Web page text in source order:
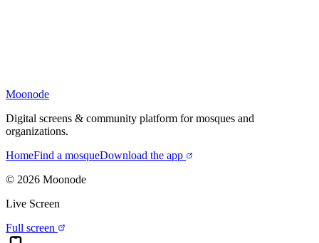
Moonode
Digital screens & community platform for mosques and
organizations.
HomeFind a mosqueDownload the app
© 2026 Moonode
Live Screen
Full screen